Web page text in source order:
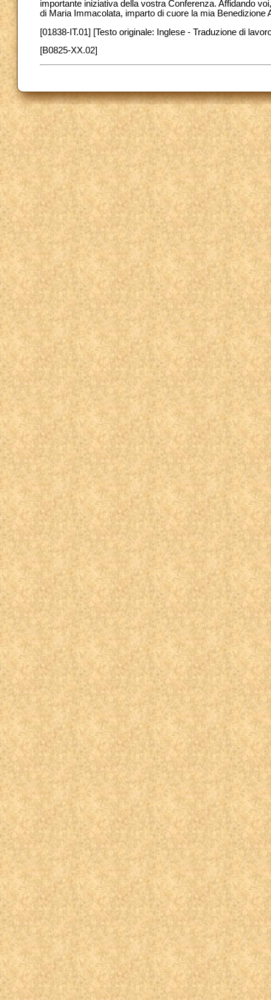
importante iniziativa della vostra Conferenza. Affidando
di Maria Immacolata, imparto di cuore la mia
[01838-IT.01] [Testo originale: Inglese - Traduzione di
[B0825-XX.02]